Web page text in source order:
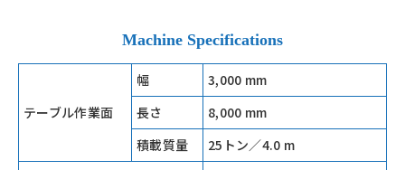
Machine Specifications
テーブル作業面
幅
3,000 mm
長さ
8,000 mm
積載質量
25トン／4.0 m